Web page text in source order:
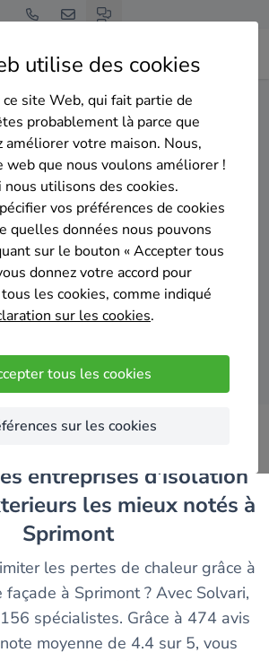
utilise des cookies
site Web, qui fait partie de
probablement là parce que
améliorer votre maison. Nous,
que nous voulons améliorer !
utilisons des cookies.
vos préférences de cookies
quelles données nous pouvons
sur le bouton « Accepter tous
donnez votre accord pour
les cookies, comme indiqué
sur les cookies.
tous les cookies
sur les cookies
extérieurs Liège Sprimont
et sans engagement
des murs exterieurs
à Sprimont
des devis
les mieux notés à
Sprimont
les pertes de chaleur grâce à
à Sprimont ? Avec Solvari,
spécialistes. Grâce à 474 avis
moyenne de 4.4 sur 5, vous